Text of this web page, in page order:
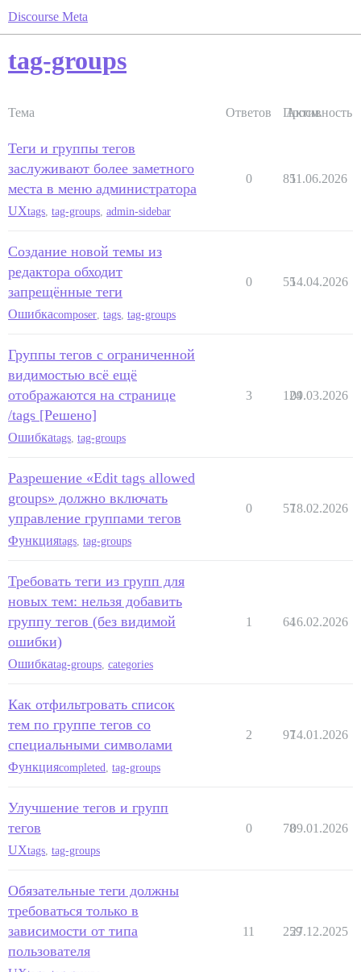
Discourse Meta
tag-groups
Тема Ответов Просм.
Активность
Теги и группы тегов
заслуживают более заметного
места в меню администратора
UXtags tag-groups admin-sidebar
0 8511.06.2026
Создание новой темы из
редактора обходит
запрещённые теги
Ошибкаcomposer tags tag-groups
0 5514.04.2026
Группы тегов с ограниченной
видимостью всё ещё
отображаются на странице
/tags [Решено]
Ошибкаtags tag-groups
3 124
09.03.2026
Разрешение «Edit tags allowed
groups» должно включать
управление группами тегов
Функцияtags tag-groups
0 5718.02.2026
Требовать теги из групп для
новых тем: нельзя добавить
группу тегов (без видимой
ошибки)
Ошибкаtag-groups categories
1 6416.02.2026
Как отфильтровать список
тем по группе тегов со
специальными символами
Функцияcompleted tag-groups
2 9714.01.2026
Улучшение тегов и групп
тегов
UXtags tag-groups
0 7809.01.2026
Обязательные теги должны
требоваться только в
зависимости от типа
пользователя
11 259
27.12.2025